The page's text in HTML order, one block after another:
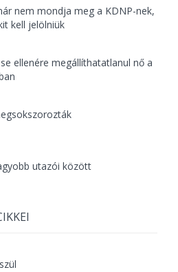
nem mondja meg a KDNP-nek,
kell jelölniük
ellenére megállíthatatlanul nő a
utazói között